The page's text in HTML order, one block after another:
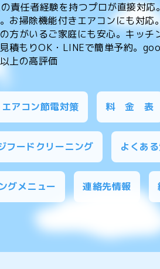
責任者経験を持つプロが直接対応
お掃除機能付きエアコンにも対応
方がいるご家庭にも安心。キッチ
積もりOK・LINEで簡単予約。
以上の高評価
エアコン節電対策 料 金 表
フードクリーニング よくあ
グメニュー 連絡先情報